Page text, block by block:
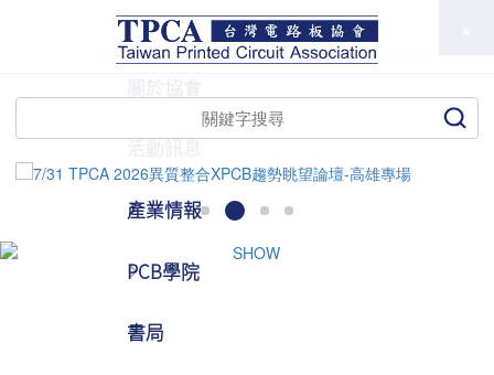
TPCA
活動訊息
產業情報
PCB學院
書局